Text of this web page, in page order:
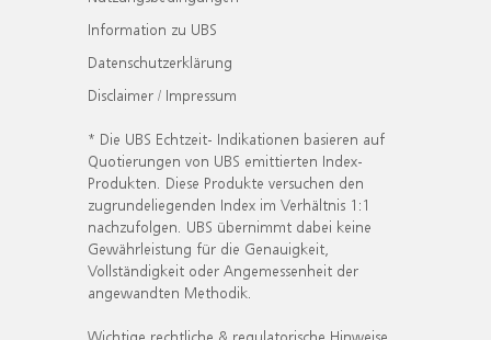
Information zu UBS
Datenschutzerklärung
Disclaimer / Impressum
* Die UBS Echtzeit- Indikationen basieren auf
Quotierungen von UBS emittierten Index-
Produkten. Diese Produkte versuchen den
zugrundeliegenden Index im Verhältnis 1:1
nachzufolgen. UBS übernimmt dabei keine
Gewährleistung für die Genauigkeit,
Vollständigkeit oder Angemessenheit der
angewandten Methodik.